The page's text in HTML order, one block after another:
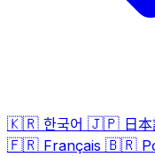
🇰🇷 한국어 🇯🇵 日
🇫🇷 Français 🇧🇷